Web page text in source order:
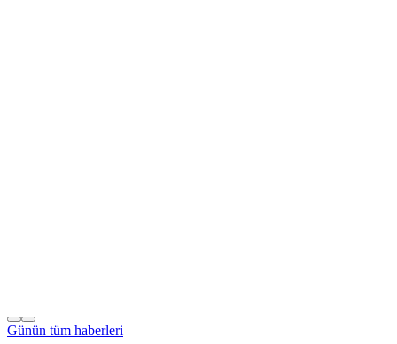
Günün tüm haberleri